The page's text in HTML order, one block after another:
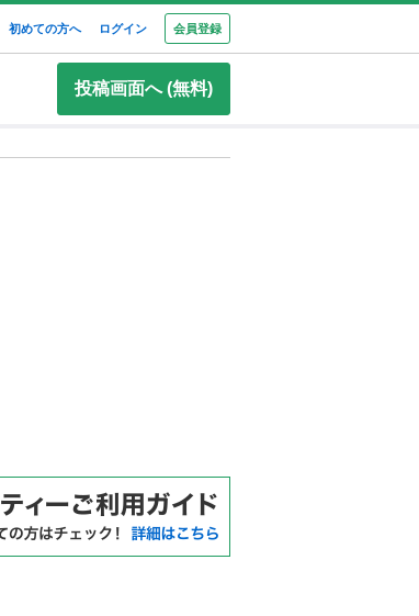
初めての方へ ログイン 会員登録
投稿画面へ (無料)